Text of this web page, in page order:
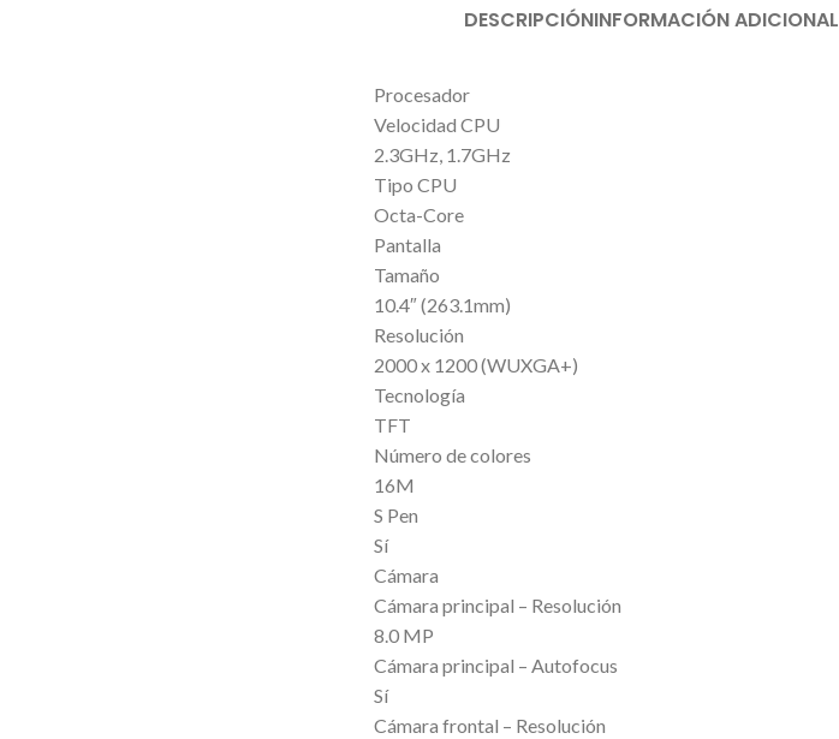
DESCRIPCIÓNINFORMACIÓN ADICIONAL
Procesador
Velocidad CPU
2.3GHz, 1.7GHz
Tipo CPU
Octa-Core
Pantalla
Tamaño
10.4″ (263.1mm)
Resolución
2000 x 1200 (WUXGA+)
Tecnología
TFT
Número de colores
16M
S Pen
Sí
Cámara
Cámara principal – Resolución
8.0 MP
Cámara principal – Autofocus
Sí
Cámara frontal – Resolución